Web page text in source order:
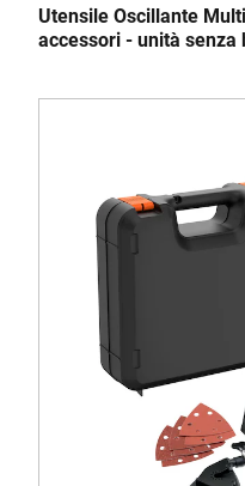
Utensile Oscillante
accessori - unità